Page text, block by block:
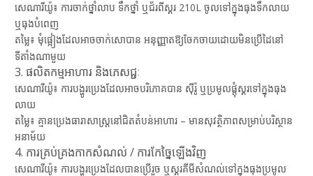
សេណារីយ៉ូ៖ ការចាក់ថ្នាំលាប ទឹកថ្នាំ ឬជ័រពីស្គរ 210L ចូលទៅក្នុងធុងទឹកលាយ
ឬធុងបំពេញ
តម្លៃ៖ មុំផ្អៀងដែលអាចចាក់សោបាន អនុញ្ញាតឱ្យចែកចាយដោយមិនប្រើដៃនៅ
ទីតាំងណាមួយ
3. ផលិតកម្មអាហារ និងភេសជ្ជៈ
សេណារីយ៉ូ៖ ការបង្ហូរប្រេងដែលអាចបរិភោគបាន ស៊ីរ៉ូ ឬប្រមូលផ្តុំស្គរទៅក្នុងធុង
លាយ
តម្លៃ៖ គ្មានប្រេងធារាសាស្ត្រនៅជិតតំបន់អាហារ – មានសុវត្ថិភាពសម្រាប់បរិស្ថាន
អនាម័យ
4. ការគ្រប់គ្រងកាកសំណល់ / ការកែច្នៃឡើងវិញ
សេណារីយ៉ូ៖ ការបង្ហូរប្រេងដែលបានប្រើរួច ឬស្គរគីមីសំណល់ទៅក្នុងធុងប្រមូល